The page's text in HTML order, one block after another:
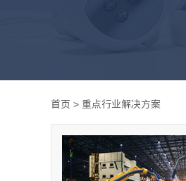
首页 > 重点行业解决方案